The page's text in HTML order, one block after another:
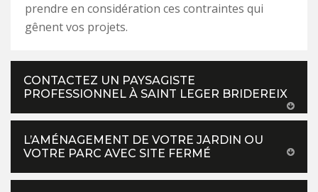
prendre en considération ces contraintes qui
gênent vos projets.
CONTACTEZ UN PAYSAGISTE
PROFESSIONNEL À SAINT LEGER BRIDEREIX
L’AMÉNAGEMENT DE VOTRE JARDIN OU
VOTRE PARC AVEC SITE FERMÉ